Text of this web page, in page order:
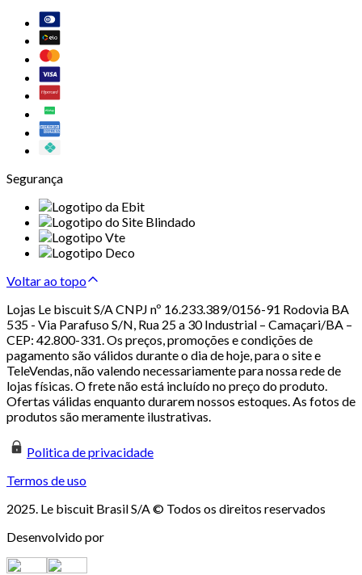
Segurança
Voltar ao topo
Lojas Le biscuit S/A CNPJ nº 16.233.389/0156-91 Rodovia BA
535 - Via Parafuso S/N, Rua 25 a 30 Industrial – Camaçari/BA –
CEP: 42.800-331. Os preços, promoções e condições de
pagamento são válidos durante o dia de hoje, para o site e
TeleVendas, não valendo necessariamente para nossa rede de
lojas físicas. O frete não está incluído no preço do produto.
Ofertas válidas enquanto durarem nossos estoques. As fotos de
produtos são meramente ilustrativas.
Politica de privacidade
Termos de uso
2025. Le biscuit Brasil S/A © Todos os direitos reservados
Desenvolvido por